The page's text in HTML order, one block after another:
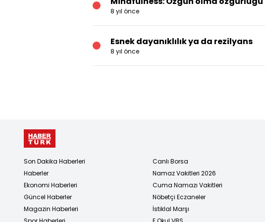
8 yıl önce
Esnek dayanıklılık ya da rezilyans
8 yıl önce
Son Dakika Haberleri
Haberler
Ekonomi Haberleri
Güncel Haberler
Magazin Haberleri
Canlı Borsa
Namaz Vakitleri 2026
Cuma Namazı Vakitleri
Nöbetçi Eczaneler
İstiklal Marşı